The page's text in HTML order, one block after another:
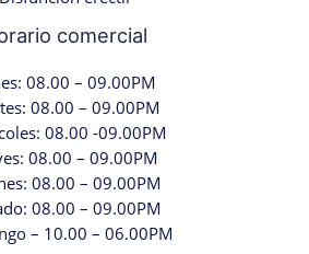
comercial
08.00 – 09.00PM
08.00 – 09.00PM
08.00 -09.00PM
08.00 – 09.00PM
08.00 – 09.00PM
08.00 – 09.00PM
– 10.00 – 06.00PM